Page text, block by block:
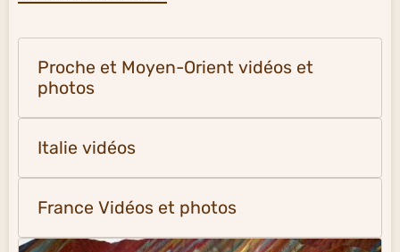
Proche et Moyen-Orient vidéos et
photos
Italie vidéos
France Vidéos et photos